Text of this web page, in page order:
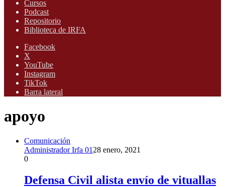
Cursos
Podcast
Repositorio
Biblioteca de IRFA
Facebook
X
YouTube
Instagram
TikTok
Barra lateral
apoyo
Comunicación
Administrador Irfa 01 28 enero, 2021
0
Defensa Civil alista envío de vituallas